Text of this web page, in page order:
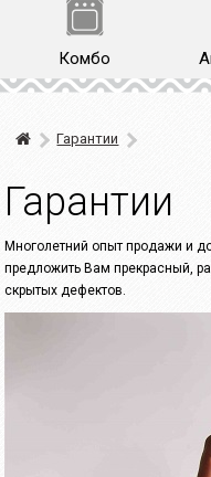
Комбо
Гарантии
Гарантии
Многолетний опыт продажи и
предложить Вам прекрасный,
скрытых дефектов.